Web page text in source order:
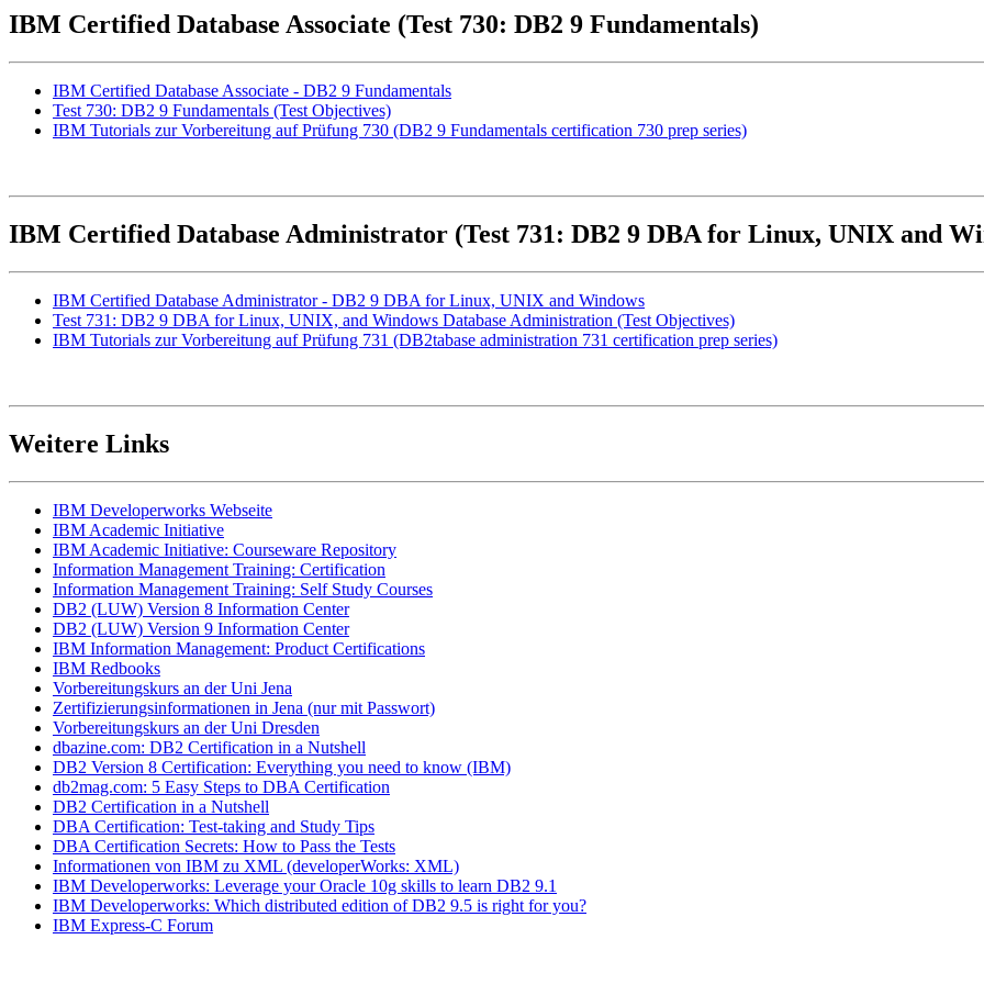
IBM Certified Database Associate (Test 730: DB2 9 Fundamentals)
IBM Certified Database Associate - DB2 9 Fundamentals
Test 730: DB2 9 Fundamentals (Test Objectives)
IBM Tutorials zur Vorbereitung auf Prüfung 730 (DB2 9 Fundamentals certification 730 prep series)
IBM Certified Database Administrator (Test 731: DB2 9 DBA for Linux, UNIX and
IBM Certified Database Administrator - DB2 9 DBA for Linux, UNIX and Windows
Test 731: DB2 9 DBA for Linux, UNIX, and Windows Database Administration (Test Objectives)
IBM Tutorials zur Vorbereitung auf Prüfung 731 (DB2tabase administration 731 certification prep series)
Weitere Links
IBM Developerworks Webseite
IBM Academic Initiative
IBM Academic Initiative: Courseware Repository
Information Management Training: Certification
Information Management Training: Self Study Courses
DB2 (LUW) Version 8 Information Center
DB2 (LUW) Version 9 Information Center
IBM Information Management: Product Certifications
IBM Redbooks
Vorbereitungskurs an der Uni Jena
Zertifizierungsinformationen in Jena (nur mit Passwort)
Vorbereitungskurs an der Uni Dresden
dbazine.com: DB2 Certification in a Nutshell
DB2 Version 8 Certification: Everything you need to know (IBM)
db2mag.com: 5 Easy Steps to DBA Certification
DB2 Certification in a Nutshell
DBA Certification: Test-taking and Study Tips
DBA Certification Secrets: How to Pass the Tests
Informationen von IBM zu XML (developerWorks: XML)
IBM Developerworks: Leverage your Oracle 10g skills to learn DB2 9.1
IBM Developerworks: Which distributed edition of DB2 9.5 is right for you?
IBM Express-C Forum